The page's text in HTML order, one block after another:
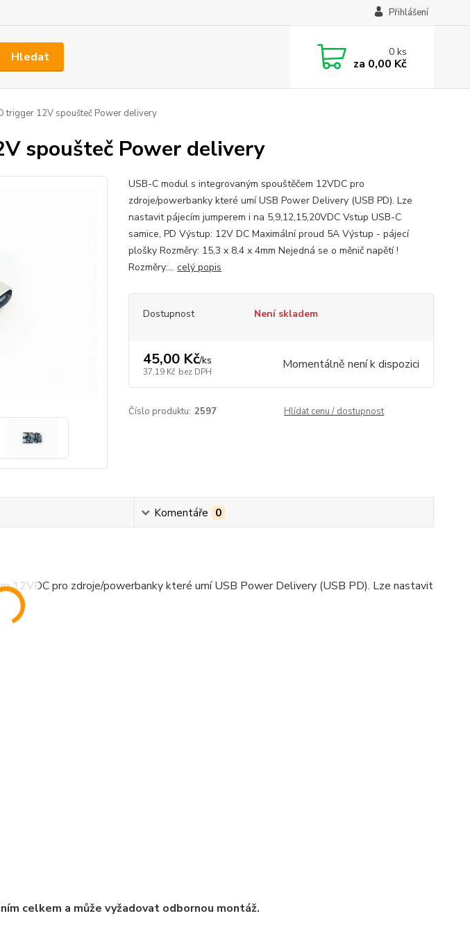
Přihlášení
Hledat 0ks
za 0,00 Kč
trigger 12V spoušteč Power delivery
spoušteč Power delivery
USB-C modul s integrovaným spouštěčem 12VDC pro
zdroje/powerbanky které umí USB Power Delivery (USB PD). Lze
nastavit pájecím jumperem i na 5,9,12,15,20VDC Vstup USB-C
samice, PD Výstup: 12V DC Maximální proud 5A Výstup - pájecí
plošky Rozměry: 15,3 x 8,4 x 4mm Nejedná se o měnič napětí !
Rozměry:... celý popis
Dostupnost Není skladem
45,00 Kč/ks
37,19 Kč bez DPH Momentálně není k dispozici
Číslo produktu: 2597 Hlídat cenu / dostupnost
Komentáře 0
12VDC pro zdroje/powerbanky které umí USB Power Delivery (USB PD). Lze nastavit
celkem a může vyžadovat odbornou montáž.